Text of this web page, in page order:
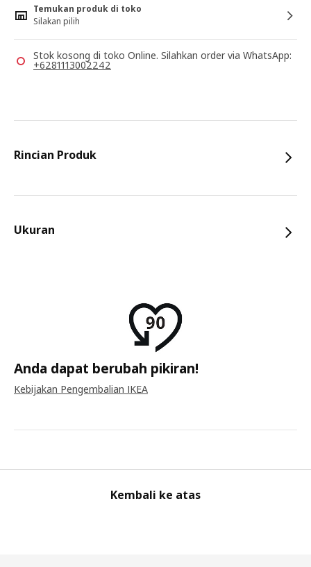
Temukan produk di toko
Silakan pilih
Stok kosong di toko Online. Silahkan order via WhatsApp:
+6281113002242
Rincian Produk
Ukuran
Anda dapat berubah pikiran!
Kebijakan Pengembalian IKEA
Kembali ke atas